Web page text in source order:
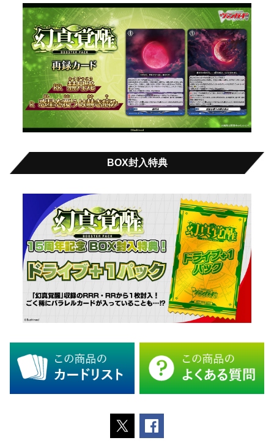
BOX封入特典
ポストする